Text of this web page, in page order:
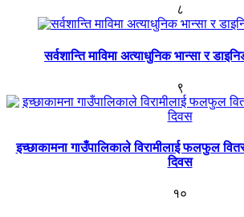
८
सर्वशान्ति माविमा अत्याधुनिक भान्सा र
९
इच्छाकामना गाउँपालिकाले विरामीलाई फलफुल
दिवस
१०